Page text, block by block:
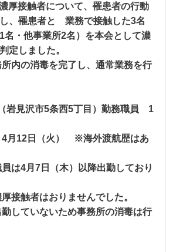
厚接触者について、罹患者の行動
、罹患者と 業務で接触した3名
名・他事業所2名）を本会として濃
定しました。
内の消毒を完了し、通常業務を行
岩見沢市5条西5丁目）勤務職員 1
4月 12日（火） ※海外渡航歴はあ
は4月 7日（木）以降出勤しており
接触者はおりませんでした。
していないため事務所の消毒は行